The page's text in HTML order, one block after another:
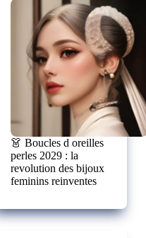
👗 Boucles d oreilles
perles 2029 : la
revolution des bijoux
feminins reinventes